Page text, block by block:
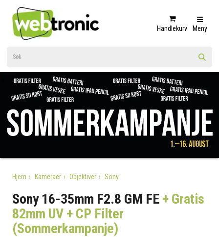
Handlekurv Meny
Hjem Kameraer Objektiver Sony
Sony 16-35mm F2.8 GM FE+ Gratis
82mm UV + CP Filter
(Sommerkampanje)